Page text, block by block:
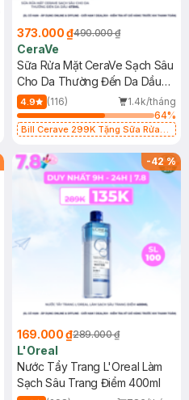
373.000 ₫490.000 ₫
CeraVe
Sữa Rửa Mặt CeraVe Sạch Sâu
Cho Da Thường Đến Da Dầu
473ml
4.9 (116)
1.4k/tháng
64%
Bill Cerave 299K Tặng Sữa Rửa
-42%
169.000 ₫289.000 ₫
L'Oreal
Nước Tẩy Trang L'Oreal Làm
Sạch Sâu Trang Điểm 400ml